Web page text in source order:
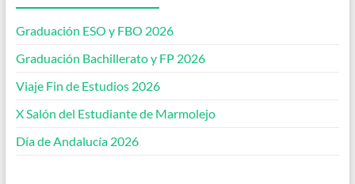
Graduación ESO y FBO 2026
Graduación Bachillerato y FP 2026
Viaje Fin de Estudios 2026
X Salón del Estudiante de Marmolejo
Día de Andalucía 2026